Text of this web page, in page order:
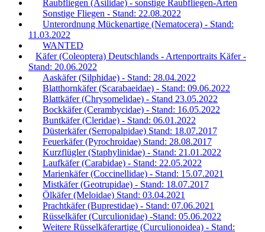
Raubfliegen (Asilidae) - sonstige Raubfliegen-Arten
Sonstige Fliegen - Stand: 22.08.2022
Unterordnung Mückenartige (Nematocera) - Stand:
11.03.2022
WANTED
Käfer (Coleoptera) Deutschlands - Artenportraits Käfer -
Stand: 20.06.2022
Aaskäfer (Silphidae) - Stand: 28.04.2022
Blatthornkäfer (Scarabaeidae) - Stand: 09.06.2022
Blattkäfer (Chrysomelidae) - Stand 23.05.2022
Bockkäfer (Cerambycidae) - Stand: 16.05.2022
Buntkäfer (Cleridae) - Stand: 06.01.2022
Düsterkäfer (Serropalpidae) Stand: 18.07.2017
Feuerkäfer (Pyrochroidae) Stand: 28.08.2017
Kurzflügler (Staphylinidae) - Stand: 21.01.2022
Laufkäfer (Carabidae) - Stand: 22.05.2022
Marienkäfer (Coccinellidae) - Stand: 15.07.2021
Mistkäfer (Geotrupidae) - Stand: 18.07.2017
Ölkäfer (Meloidae) Stand: 03.04.2021
Prachtkäfer (Buprestidae) - Stand: 07.06.2021
Rüsselkäfer (Curculionidae) -Stand: 05.06.2022
Weitere Rüsselkäferartige (Curculionoidea) - Stand: